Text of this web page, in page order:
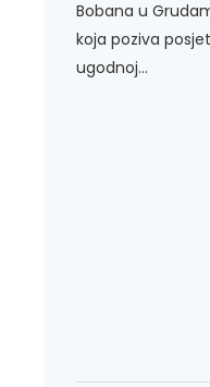
Bobana u
koja poziva
ugodnoj...